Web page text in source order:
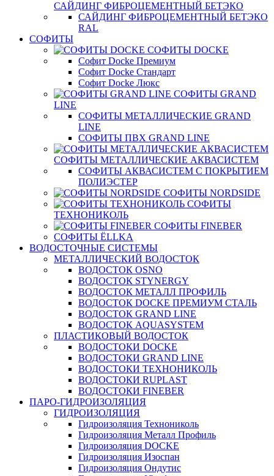
САЙДИНГ ФИБРОЦЕМЕНТНЫЙ БЕТЭКО
САЙДИНГ ФИБРОЦЕМЕНТНЫЙ БЕТЭКО
RAL
СОФИТЫ
СОФИТЫ DOCKE
Софит Docke Премиум
Софит Docke Стандарт
Софит Docke Люкс
СОФИТЫ GRAND
LINE
СОФИТЫ МЕТАЛЛИЧЕСКИЕ GRAND
LINE
СОФИТЫ ПВХ GRAND LINE
СОФИТЫ МЕТАЛЛИЧЕСКИЕ АКВАСИСТЕМ
СОФИТЫ АКВАСИСТЕМ С ПОКРЫТИЕМ
ПОЛИЭСТЕР
СОФИТЫ NORDSIDE
СОФИТЫ
ТЕХНОНИКОЛЬ
СОФИТЫ FINEBER
СОФИТЫ ЁLLKA
ВОДОСТОЧНЫЕ СИСТЕМЫ
МЕТАЛЛИЧЕСКИЙ ВОДОСТОК
ВОДОСТОК OSNO
ВОДОСТОК STYNERGY
ВОДОСТОК МЕТАЛЛ ПРОФИЛЬ
ВОДОСТОК DOCKE ПРЕМИУМ СТАЛЬ
ВОДОСТОК GRAND LINE
ВОДОСТОК AQUASYSTEM
ПЛАСТИКОВЫЙ ВОДОСТОК
ВОДОСТОКИ DOCKE
ВОДОСТОКИ GRAND LINE
ВОДОСТОКИ ТЕХНОНИКОЛЬ
ВОДОСТОКИ RUPLAST
ВОДОСТОКИ FINEBER
ПАРО-ГИДРОИЗОЛЯЦИЯ
ГИДРОИЗОЛЯЦИЯ
Гидроизоляция Технониколь
Гидроизоляция Металл Профиль
Гидроизоляция DOCKE
Гидроизоляция Изоспан
Гидроизоляция Ондутис